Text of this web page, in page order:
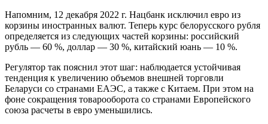
Напомним, 12 декабря 2022 г. Нацбанк исключил евро из
корзины иностранных валют. Теперь курс белорусского рубля
определяется из следующих частей корзины: российский
рубль — 60 %, доллар — 30 %, китайский юань — 10 %.
Регулятор так пояснил этот шаг: наблюдается устойчивая
тенденция к увеличению объемов внешней торговли
Беларуси со странами ЕАЭС, а также с Китаем. При этом на
фоне сокращения товарооборота со странами Европейского
союза расчеты в евро уменьшились.